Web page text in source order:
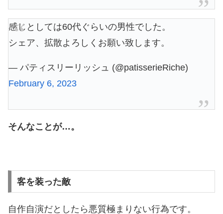
感じとしては60代ぐらいの男性でした。
シェア、拡散よろしくお願い致します。
— パティスリーリッシュ (@patisserieRiche)
February 6, 2023
そんなことが…。
客を装った敵
自作自演だとしたら悪質極まりない行為です。